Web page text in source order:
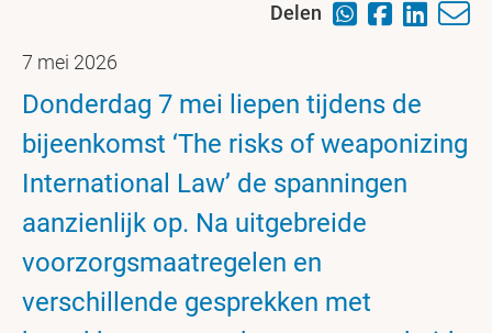
Delen
7 mei 2026
Donderdag 7 mei liepen tijdens de
bijeenkomst ‘The risks of weaponizing
International Law’ de spanningen
aanzienlijk op. Na uitgebreide
voorzorgsmaatregelen en
verschillende gesprekken met